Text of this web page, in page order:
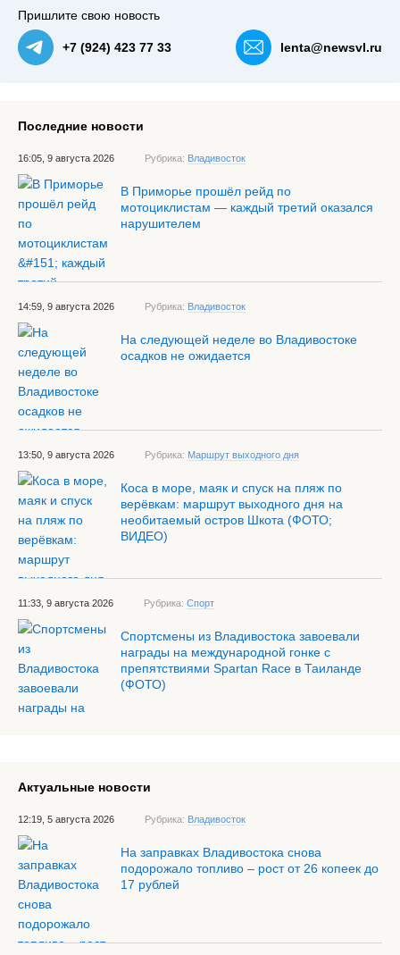
Пришлите свою новость
+7 (924) 423 77 33 lenta@newsvl.ru
Последние новости
16:05, 9 августа 2026 Рубрика: Владивосток
В Приморье прошёл рейд по
мотоциклистам — каждый третий оказался
нарушителем
14:59, 9 августа 2026 Рубрика: Владивосток
На следующей неделе во Владивостоке
осадков не ожидается
13:50, 9 августа 2026 Рубрика: Маршрут выходного дня
Коса в море, маяк и спуск на пляж по
верёвкам: маршрут выходного дня на
необитаемый остров Шкота (ФОТО;
ВИДЕО)
11:33, 9 августа 2026 Рубрика: Спорт
Спортсмены из Владивостока завоевали
награды на международной гонке с
препятствиями Spartan Race в Таиланде
(ФОТО)
Актуальные новости
12:19, 5 августа 2026 Рубрика: Владивосток
На заправках Владивостока снова
подорожало топливо – рост от 26 копеек до
17 рублей